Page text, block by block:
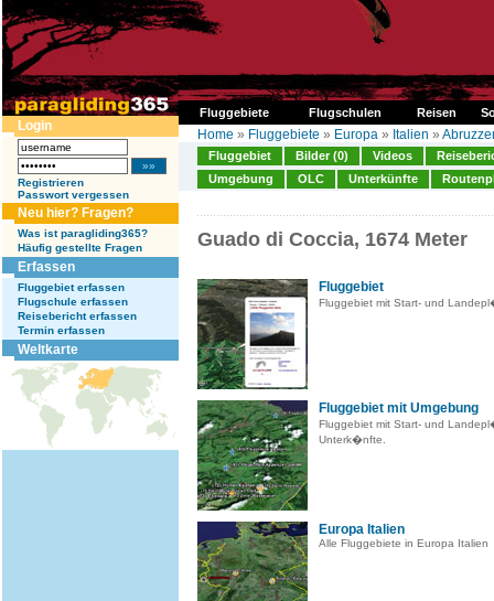
Fluggebiete Flugschulen Reisen
Login
Registrieren
Passwort vergessen
Neu hier? Fragen?
Was ist paragliding365?
Häufig gestellte Fragen
Erfassen
Fluggebiet erfassen
Flugschule erfassen
Reisebericht erfassen
Termin erfassen
Weltkarte
Home » Fluggebiete » Europa » Italien »
Fluggebiet Bilder (0) Videos
Umgebung
OLC Unterkünfte
Guado di Coccia, 1674 Meter
Fluggebiet
Fluggebiet mit Start- und
Fluggebiet mit Umgebung
Fluggebiet mit Start- und
Unterk�nfte.
Europa Italien
Alle Fluggebiete in Europa Italien